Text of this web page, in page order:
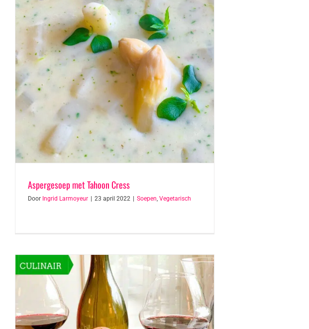
Aspergesoep met Tahoon Cress
Door Ingrid Larmoyeur 23 april 2022 Soepen, Vegetarisch